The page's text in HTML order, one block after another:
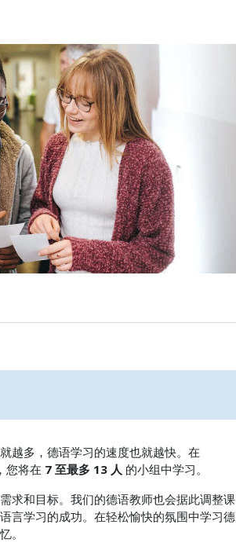
越多，德语学习的速度也就越快。在
您将在 7 至最多 13 人 的小组中学习。
求和目标。我们的德语教师也会据此调整课
言学习的成功。在轻松愉快的氛围中学习德
。